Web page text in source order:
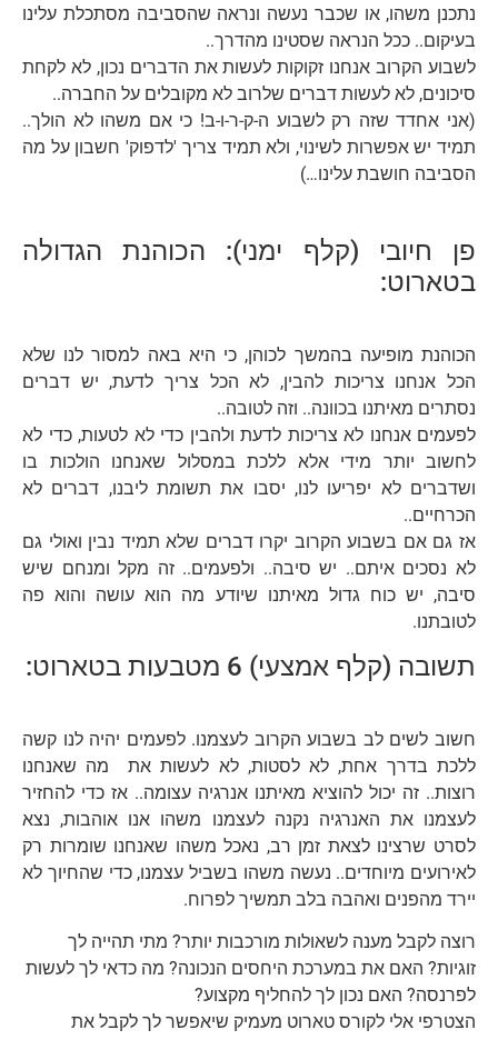
נתכנן משהו, או שכבר נעשה ונראה שהסביבה מסתכלת עלינו
בעיקום.. ככל הנראה שסטינו מהדרך..
לשבוע הקרוב אנחנו זקוקות לעשות את הדברים נכון, לא לקחת
סיכונים, לא לעשות דברים שלרוב לא מקובלים על החברה..
(אני אחדד שזה רק לשבוע ה-ק-ר-ו-ב! כי אם משהו לא הולך..
תמיד יש אפשרות לשינוי, ולא תמיד צריך 'לדפוק' חשבון על מה
הסביבה חושבת עלינו…)
פן חיובי (קלף ימני): הכוהנת הגדולה
בטארוט:
הכוהנת מופיעה בהמשך לכוהן, כי היא באה למסור לנו שלא
הכל אנחנו צריכות להבין, לא הכל צריך לדעת, יש דברים
נסתרים מאיתנו בכוונה.. וזה לטובה..
לפעמים אנחנו לא צריכות לדעת ולהבין כדי לא לטעות, כדי לא
לחשוב יותר מידי אלא ללכת במסלול שאנחנו הולכות בו
ושדברים לא יפריעו לנו, יסבו את תשומת ליבנו, דברים לא
הכרחיים..
אז גם אם בשבוע הקרוב יקרו דברים שלא תמיד נבין ואולי גם
לא נסכים איתם.. יש סיבה.. ולפעמים.. זה מקל ומנחם שיש
סיבה, יש כוח גדול מאיתנו שיודע מה הוא עושה והוא פה
לטובתנו.
תשובה (קלף אמצעי) 6 מטבעות בטארוט:
חשוב לשים לב בשבוע הקרוב לעצמנו. לפעמים יהיה לנו קשה
ללכת בדרך אחת, לא לסטות, לא לעשות את מה שאנחנו
רוצות.. זה יכול להוציא מאיתנו אנרגיה עצומה.. אז כדי להחזיר
לעצמנו את האנרגיה נקנה לעצמנו משהו אנו אוהבות, נצא
לסרט שרצינו לצאת זמן רב, נאכל משהו שאנחנו שומרות רק
לאירועים מיוחדים.. נעשה משהו בשביל עצמנו, כדי שהחיוך לא
יירד מהפנים ואהבה בלב תמשיך לפרוח.
רוצה לקבל מענה לשאולות מורכבות יותר? מתי תהייה לך
זוגיות? האם את במערכת היחסים הנכונה? מה כדאי לך לעשות
לפרנסה? האם נכון לך להחליף מקצוע?
הצטרפי אלי לקורס טארוט מעמיק שיאפשר לך לקבל את